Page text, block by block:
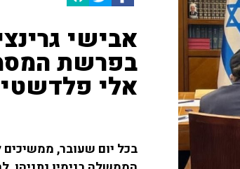
בפרשת
אלי
בכל יום שעובר,